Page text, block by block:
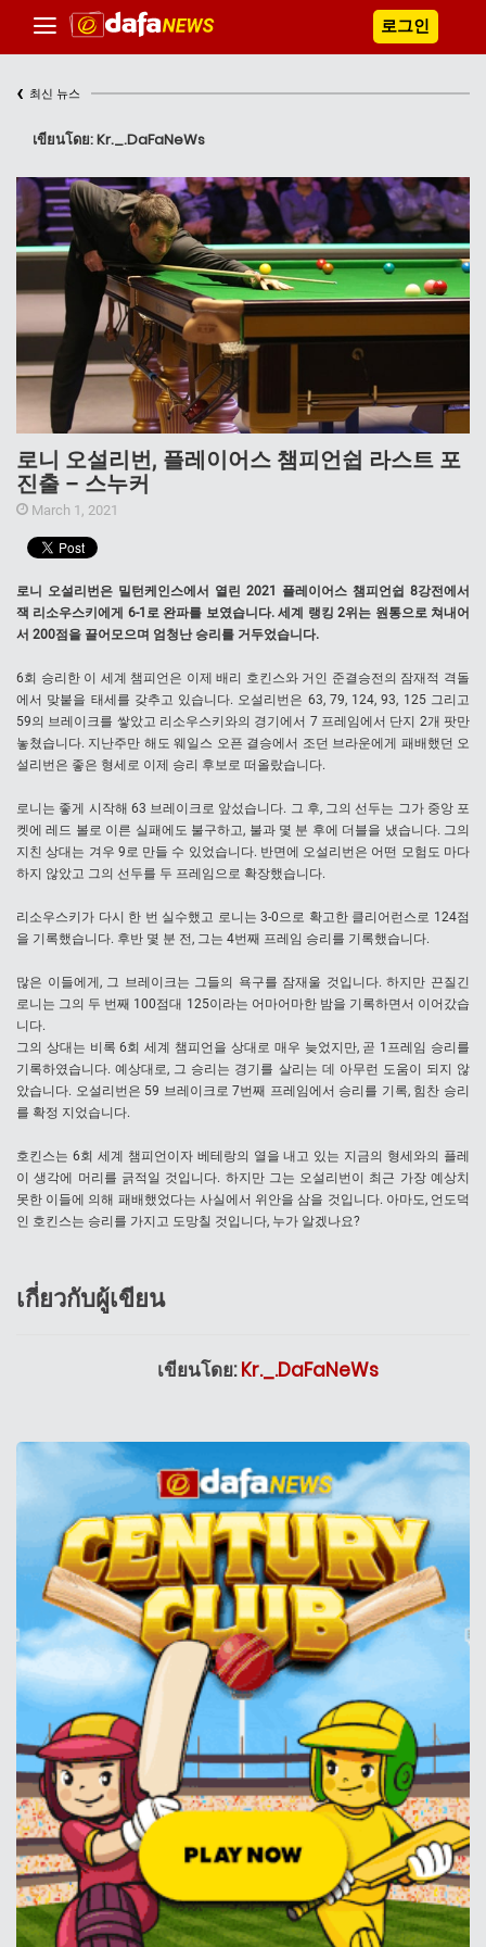
로그인
‹ 최신 뉴스
เขียนโดย: Kr._.DaFaNeWs
로니 오설리번, 플레이어스 챔피언쉽 라스트 포
진출 – 스누커
March 1, 2021
로니 오설리번은 밀턴케인스에서 열린 2021 플레이어스 챔피언쉽 8강전에서
잭 리소우스키에게 6-1로 완파를 보였습니다. 세계 랭킹 2위는 원통으로 쳐내어
서 200점을 끌어모으며 엄청난 승리를 거두었습니다.
6회 승리한 이 세계 챔피언은 이제 배리 호킨스와 거인 준결승전의 잠재적 격돌
에서 맞붙을 태세를 갖추고 있습니다. 오설리번은 63, 79, 124, 93, 125 그리고
59의 브레이크를 쌓았고 리소우스키와의 경기에서 7 프레임에서 단지 2개 팟만
놓쳤습니다. 지난주만 해도 웨일스 오픈 결승에서 조던 브라운에게 패배했던 오
설리번은 좋은 형세로 이제 승리 후보로 떠올랐습니다.
로니는 좋게 시작해 63 브레이크로 앞섰습니다. 그 후, 그의 선두는 그가 중앙 포
켓에 레드 볼로 이른 실패에도 불구하고, 불과 몇 분 후에 더블을 냈습니다. 그의
지친 상대는 겨우 9로 만들 수 있었습니다. 반면에 오설리번은 어떤 모험도 마다
하지 않았고 그의 선두를 두 프레임으로 확장했습니다.
리소우스키가 다시 한 번 실수했고 로니는 3-0으로 확고한 클리어런스로 124점
을 기록했습니다. 후반 몇 분 전, 그는 4번째 프레임 승리를 기록했습니다.
많은 이들에게, 그 브레이크는 그들의 욕구를 잠재울 것입니다. 하지만 끈질긴
로니는 그의 두 번째 100점대 125이라는 어마어마한 밤을 기록하면서 이어갔습
니다.
그의 상대는 비록 6회 세계 챔피언을 상대로 매우 늦었지만, 곧 1프레임 승리를
기록하였습니다. 예상대로, 그 승리는 경기를 살리는 데 아무런 도움이 되지 않
았습니다. 오설리번은 59 브레이크로 7번째 프레임에서 승리를 기록, 힘찬 승리
를 확정 지었습니다.
호킨스는 6회 세계 챔피언이자 베테랑의 열을 내고 있는 지금의 형세와의 플레
이 생각에 머리를 긁적일 것입니다. 하지만 그는 오설리번이 최근 가장 예상치
못한 이들에 의해 패배했었다는 사실에서 위안을 삼을 것입니다. 아마도, 언도덕
인 호킨스는 승리를 가지고 도망칠 것입니다, 누가 알겠나요?
เกี่ยวกับผู้เขียน
เขียนโดย:Kr._.DaFaNeWs